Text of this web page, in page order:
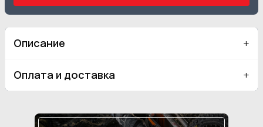
Описание
Оплата и доставка